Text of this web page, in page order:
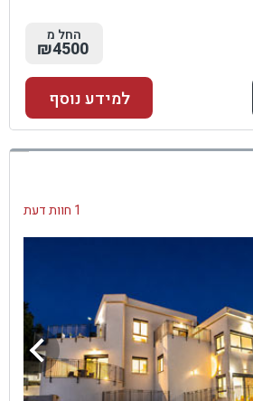
החל מ
₪4500
למידע נוסף
1 חוות דעת